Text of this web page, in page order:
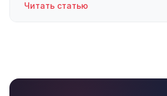
Читать статью